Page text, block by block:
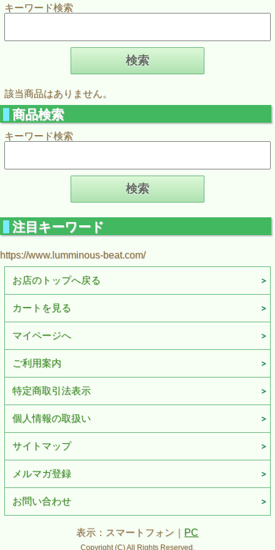
キーワード検索
該当商品はありません。
商品検索
キーワード検索
注目キーワード
https://www.lumminous-beat.com/
お店のトップへ戻る
カートを見る
マイページへ
ご利用案内
特定商取引法表示
個人情報の取扱い
サイトマップ
メルマガ登録
お問い合わせ
表示：スマートフォン｜ PC
Copyright (C) All Rights Reserved.